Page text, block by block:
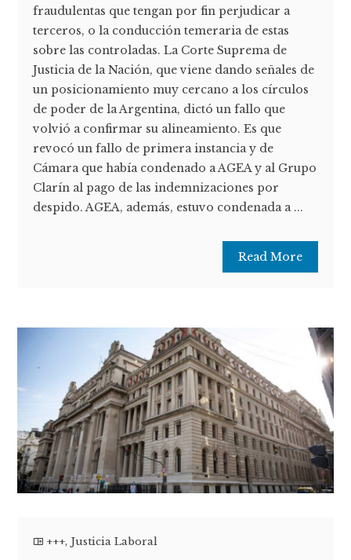
fraudulentas que tengan por fin perjudicar a
terceros, o la conducción temeraria de estas
sobre las controladas. La Corte Suprema de
Justicia de la Nación, que viene dando señales de
un posicionamiento muy cercano a los círculos
de poder de la Argentina, dictó un fallo que
volvió a confirmar su alineamiento. Es que
revocó un fallo de primera instancia y de
Cámara que había condenado a AGEA y al Grupo
Clarín al pago de las indemnizaciones por
despido. AGEA, además, estuvo condenada a ...
Read More
+++, Justicia Laboral